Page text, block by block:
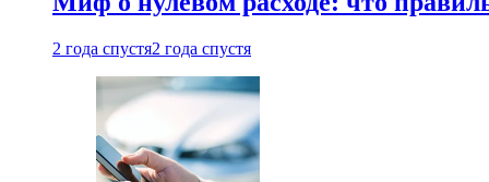
2 года спустя2 года спустя